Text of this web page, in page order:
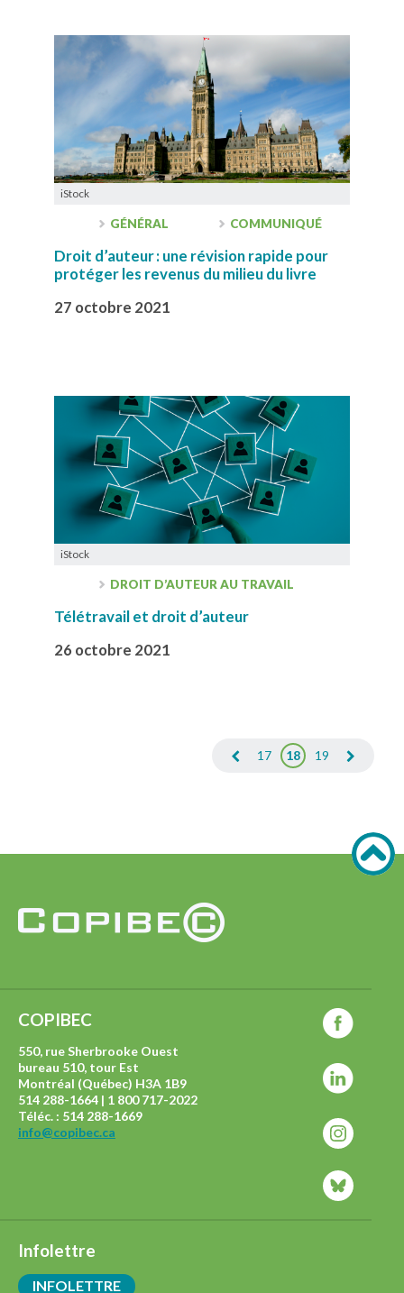
iStock
GÉNÉRAL COMMUNIQUÉ
Droit d’auteur : une révision rapide pour
protéger les revenus du milieu du livre
27 octobre 2021
iStock
DROIT D’AUTEUR AU TRAVAIL
Télétravail et droit d’auteur
26 octobre 2021
17 18 19
COPIBEC
550, rue Sherbrooke Ouest
bureau 510, tour Est
Montréal (Québec) H3A 1B9
514 288-1664 | 1 800 717-2022
Téléc. : 514 288-1669
info@copibec.ca
Infolettre
INFOLETTRE